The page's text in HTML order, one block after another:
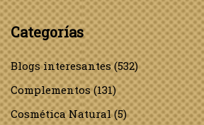
Categorías
Blogs interesantes(532)
Complementos(131)
Cosmética Natural(5)